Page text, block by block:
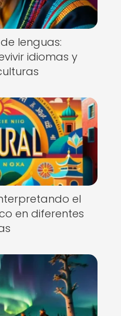
lenguas:
idiomas y
el
en diferentes